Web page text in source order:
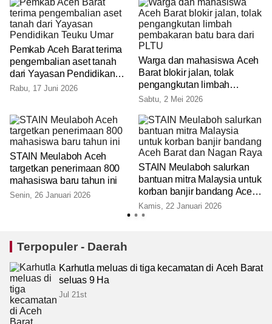
Pemkab Aceh Barat terima
pengembalian aset tanah
dari Yayasan Pendidikan
Teuku Umar
Rabu, 17 Juni 2026
Warga dan mahasiswa Aceh
Barat blokir jalan, tolak
pengangkutan limbah
pembakaran batu bara dari
Sabtu, 2 Mei 2026
STAIN Meulaboh Aceh
targetkan penerimaan 800
mahasiswa baru tahun ini
Senin, 26 Januari 2026
STAIN Meulaboh salurkan
bantuan mitra Malaysia untuk
korban banjir bandang Aceh
Barat dan Nagan Raya
Kamis, 22 Januari 2026
Terpopuler - Daerah
Karhutla meluas di tiga kecamatan di Aceh Barat
seluas 9 Ha
Jul 21st